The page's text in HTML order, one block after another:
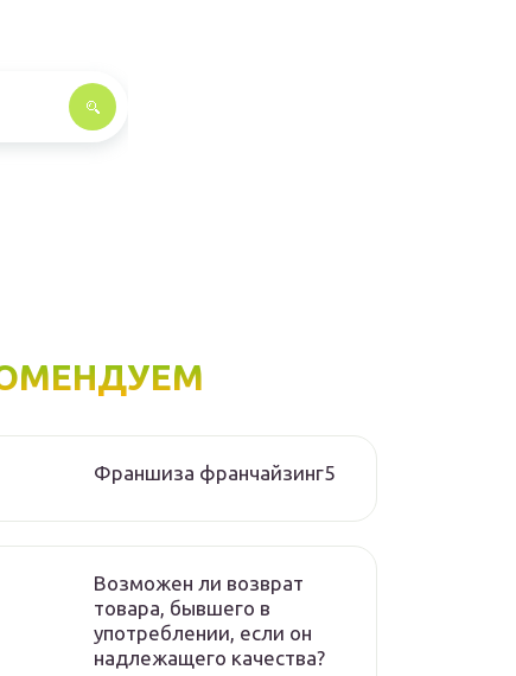
Франшиза франчайзинг5
Возможен ли возврат
товара, бывшего в
употреблении, если он
надлежащего качества?